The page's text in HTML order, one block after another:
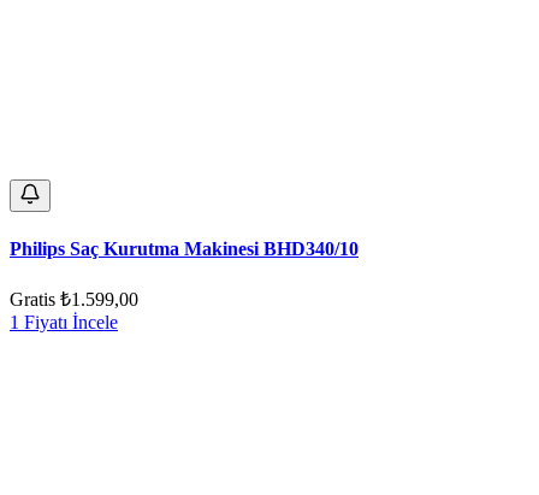
Philips Saç Kurutma Makinesi BHD340/10
Gratis ₺1.599,00
1 Fiyatı İncele